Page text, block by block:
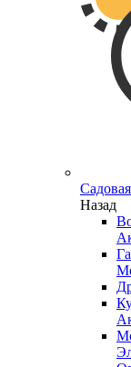
Назад